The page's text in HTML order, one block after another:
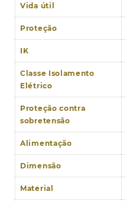
Vida útil
Proteção
IK
Classe Isolamento
Elétrico
Proteção contra
sobretensão
Alimentação
Dimensão
Material